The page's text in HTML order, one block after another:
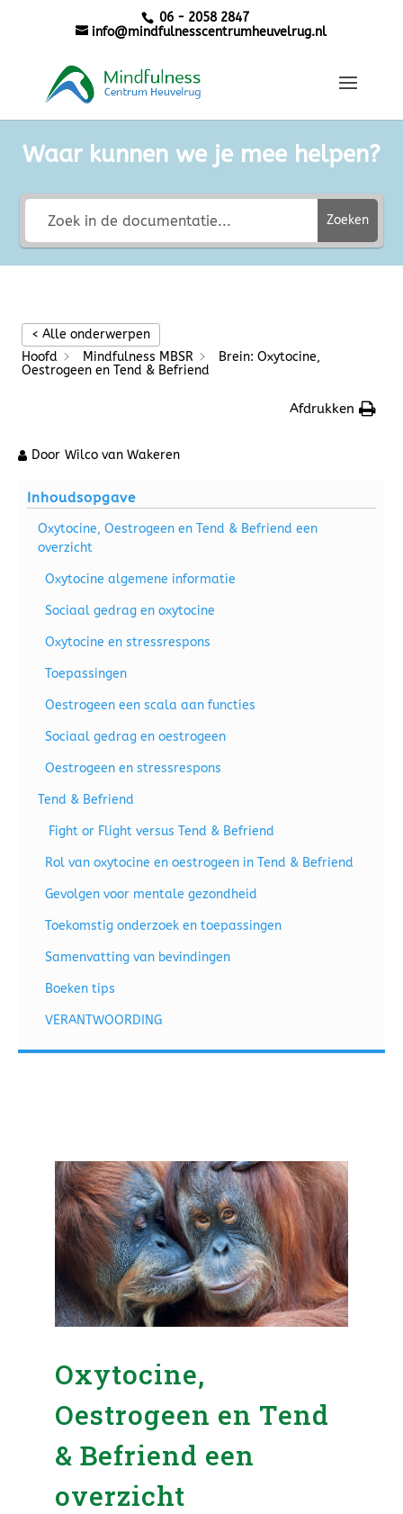
06 - 2058 2847
info@mindfulnesscentrumheuvelrug.nl
Waar kunnen we je mee helpen?
Zoeken
< Alle onderwerpen
Hoofd
Mindfulness MBSR
Brein: Oxytocine,
Oestrogeen en Tend & Befriend
Afdrukken
Door Wilco van Wakeren
Inhoudsopgave
Oxytocine, Oestrogeen en Tend & Befriend een
overzicht
Oxytocine algemene informatie
Sociaal gedrag en oxytocine
Oxytocine en stressrespons
Toepassingen
Oestrogeen een scala aan functies
Sociaal gedrag en oestrogeen
Oestrogeen en stressrespons
Tend & Befriend
Fight or Flight versus Tend & Befriend
Rol van oxytocine en oestrogeen in Tend & Befriend
Gevolgen voor mentale gezondheid
Toekomstig onderzoek en toepassingen
Samenvatting van bevindingen
Boeken tips
VERANTWOORDING
Oxytocine,
Oestrogeen en Tend
& Befriend een
overzicht